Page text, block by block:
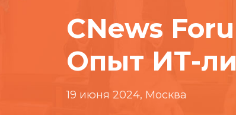
CNews
Опыт ИТ-
19 июня 2024, Москва